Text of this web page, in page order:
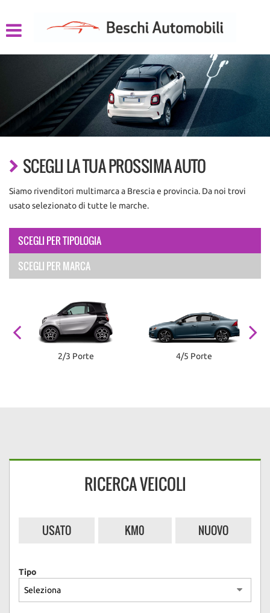
LISTA VEICOLI
CHI SIAMO
ACQUISTIAMO USATO
ASSISTENZA
CONTATTI
SCEGLI LA TUA PROSSIMA AUTO
Siamo rivenditori multimarca a Brescia e provincia. Da noi trovi
usato selezionato di tutte le marche.
SCEGLI PER TIPOLOGIA
SCEGLI PER MARCA
2/3 Porte 4/5 Porte
RICERCA VEICOLI
USATO KM0 NUOVO
Tipo